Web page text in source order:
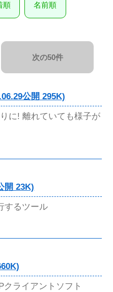
順 名前順
次の50件
公開 295K)
に! 離れていても様子が
開 23K)
するツール
ライアントソフト